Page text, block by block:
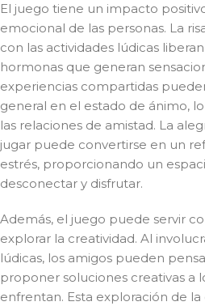
El juego tiene un impacto
emocional de las personas. La
con las actividades lúdicas
hormonas que generan
experiencias compartidas
general en el estado de ánimo,
las relaciones de amistad. La
jugar puede convertirse en un
estrés, proporcionando un
desconectar y disfrutar.
Además, el juego puede servir
explorar la creatividad. Al
lúdicas, los amigos pueden
proponer soluciones creativas a
enfrentan. Esta exploración de